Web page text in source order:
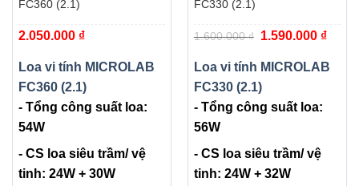
FC360 (2.1)
2.050.000 ₫
Loa vi tính MICROLAB
FC360 (2.1)
- Tổng công suất loa:
54W
- CS loa siêu trầm/ vệ
tinh: 24W + 30W
FC330 (2.1)
1.600.000₫
Giá
gốc
1.600.000 ₫.
1.590.000 ₫Giá
là:
Loa vi tính MICROLAB
FC330 (2.1)
- Tổng công suất loa:
56W
- CS loa siêu trầm/ vệ
tinh: 24W + 32W